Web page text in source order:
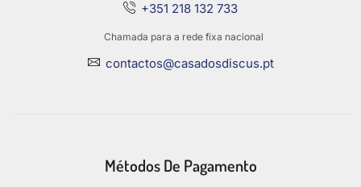
+351 218 132 733
Chamada para a rede fixa nacional
contactos@casadosdiscus.pt
Métodos De Pagamento